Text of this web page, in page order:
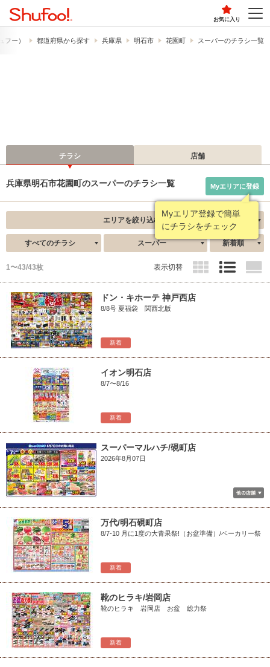
お気に入り
フー） 都道府県から探す 兵庫県 明石市 花園町 スーパーのチラシ一覧
チラシ 店舗
兵庫県明石市花園町のスーパーのチラシ一覧 Myエリアに登録
エリアを絞り込む
すべてのチラシ スーパー 新着順
1〜43/43枚 表示切替
新着
ドン・キホーテ 神戸西店
8/8号 夏福袋 関西北版
新着
イオン明石店
8/7〜8/16
スーパーマルハチ/硯町店
2026年8月07日
新着
万代/明石硯町店
8/7-10 月に1度の大青果祭!（お盆準備）/ベーカリー祭
新着
靴のヒラキ/岩岡店
靴のヒラキ 岩岡店 お盆 総力祭